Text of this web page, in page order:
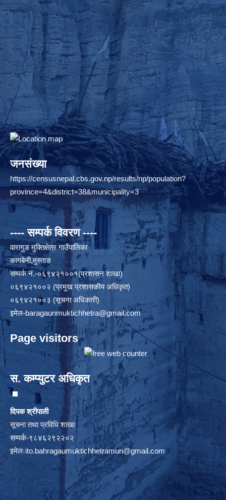
जनसंख्या
https://censusnepal.cbs.gov.np/results/np/population?
province=4&district=38&municipality=3
---- सम्पर्क विवरण ----
वारागुङ मुक्तिक्षेत्र गाउँपालिका
कागबेनी,मुस्ताङ
सम्पर्क नं.-०६९४२१००१(प्रशासन शाखा)
०६९४२१००२ (प्रमुख प्रशासकीय अधिकृत)
०६९४२१००३ (सूचना अधिकारी)
इमेल-baragaunmuktichhetra@gmail.com
Page visitors
स. कम्प्युटर अधिकृत
दिपक श्रीपाली
सूचना तथा प्रविधि शाखा
सम्पर्क-९८४६२९२२०२
इमेलःito.bahragaumuktichhetramun@gmail.com